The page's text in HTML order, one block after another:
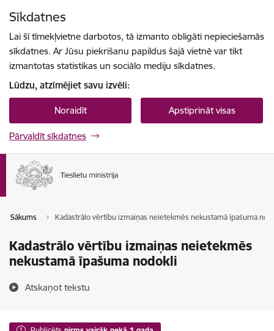
Sīkdatnes
Lai šī tīmekļvietne darbotos, tā izmanto obligāti nepieciešamās
sīkdatnes. Ar Jūsu piekrišanu papildus šajā vietnē var tikt
izmantotas statistikas un sociālo mediju sīkdatnes.
Lūdzu, atzīmējiet savu izvēli:
Noraidīt Apstiprināt visas
Pārvaldīt sīkdatnes
Sākums Kadastrālo vērtību izmaiņas neietekmēs nekustamā īpašuma
Kadastrālo vērtību izmaiņas neietekmēs
nekustamā īpašuma nodokli
Atskaņot tekstu